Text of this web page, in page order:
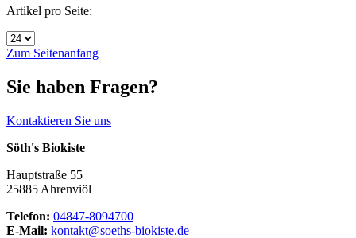
Artikel pro Seite:
Zum Seitenanfang
Sie haben Fragen?
Kontaktieren Sie uns
Söth's Biokiste
Hauptstraße 55
25885 Ahrenviöl
Telefon: 04847-8094700
E-Mail: kontakt@soeths-biokiste.de